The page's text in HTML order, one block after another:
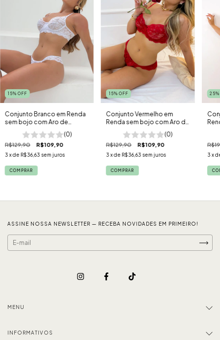
15% OFF
Conjunto Branco em Renda
sem bojo com Aro de
Sustentação Florença
(0)
R$129,90 R$109,90
3 x de R$36,63 sem juros
COMPRAR
15% OFF
Conjunto Vermelho em
Renda sem bojo com Aro de
Sustentação Florença
(0)
R$129,90 R$109,90
3 x de R$36,63 sem juros
COMPRAR
25
3 x
ASSINE NOSSA NEWSLETTER — RECEBA NOVIDADES EM PRIMEIRO!
MENU
INFORMATIVOS